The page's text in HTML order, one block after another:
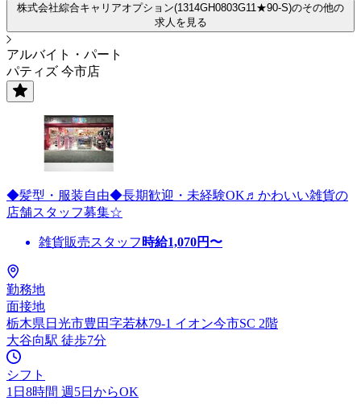
株式会社綜合キャリアオプション(1314GH0803G11★90-S)のその他の
求人を見る
アルバイト・パート
パティズ 今市店
◆髪型・服装自由◆長期歓迎・未経験OK♬かわいい雑貨の
店舗スタッフ募集☆
雑貨販売スタッフ 時給1,070円〜
勤務地
面接地
栃木県日光市豊田字若林79-1 イオン今市SC 2階
大谷向駅 徒歩7分
シフト
1日8時間 週5日からOK